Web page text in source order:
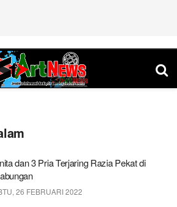
dan 3 Pria Terjaring Razia Pekat di
26 FEBRUARI 2022